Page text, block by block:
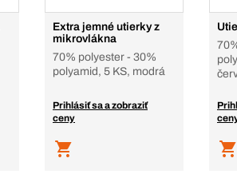
Extra jemné utierky z
mikrovlákna
70% polyester - 30%
polyamid, 5 KS, modrá
Prihlásiť sa a zobraziť
ceny